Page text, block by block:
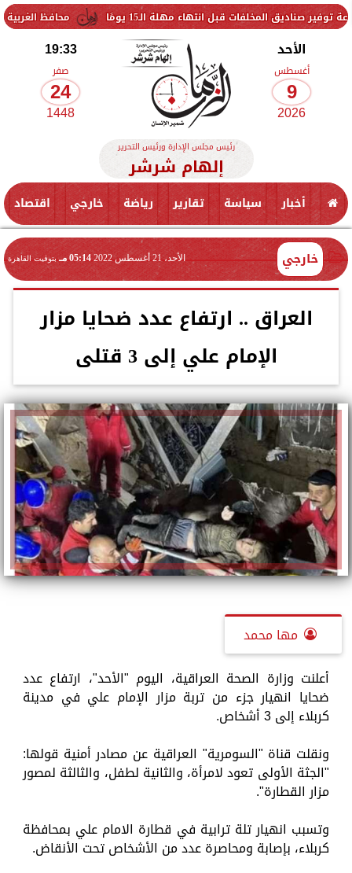
محافظ الغربية يتفقد حزمة قبل انتهاء مهلة الـ15 يومًا
الأحد
أغسطس
9
2026
19:33
صفر
24
1448
رئيس مجلس الإدارة ورئيس التحرير
إلهام شرشر
أخبار سياسة تقارير رياضة خارجي اقتصاد
خارجي الأحد، 21 أغسطس 2022 05:14 مـ بتوقيت القاهرة
العراق .. ارتفاع عدد ضحايا مزار
الإمام علي إلى 3 قتلى
مها محمد
أعلنت وزارة الصحة العراقية، اليوم "الأحد"، ارتفاع عدد
ضحايا انهيار جزء من تربة مزار الإمام علي في مدينة
كربلاء إلى 3 أشخاص.
ونقلت قناة "السومرية" العراقية عن مصادر أمنية قولها:
"الجثة الأولى تعود لامرأة، والثانية لطفل، والثالثة لمصور
مزار القطارة".
وتسبب انهيار تلة ترابية في قطارة الامام علي بمحافظة
كربلاء، بإصابة ومحاصرة عدد من الأشخاص تحت الأنقاض.